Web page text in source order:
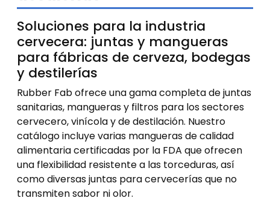
Soluciones para la industria
cervecera: juntas y mangueras
para fábricas de cerveza, bodegas
y destilerías
Rubber Fab ofrece una gama completa de juntas
sanitarias, mangueras y filtros para los sectores
cervecero, vinícola y de destilación. Nuestro
catálogo incluye varias mangueras de calidad
alimentaria certificadas por la FDA que ofrecen
una flexibilidad resistente a las torceduras, así
como diversas juntas para cervecerías que no
transmiten sabor ni olor.